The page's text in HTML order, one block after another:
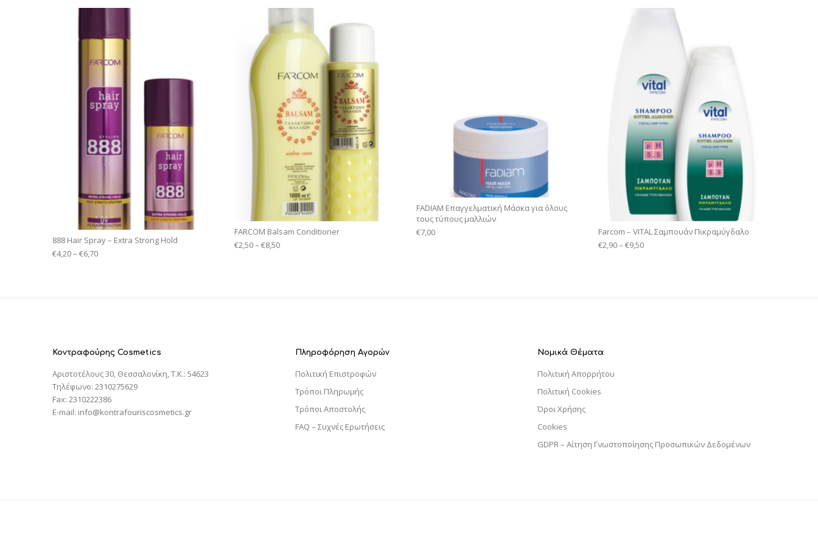
888 Hair Spray – Extra Strong Hold
€4,20– €6,70
FARCOM Balsam Conditioner
€2,50– €8,50
FADIAM Επαγγελματική Μάσκα για όλους
τους τύπους μαλλιών
€7,00
Farcom – VITAL Σαμπουάν Πικραμύγδαλο
€2,90– €9,50
Κοντραφούρης Cosmetics
Αριστοτέλους 30, Θεσσαλονίκη, T.K.: 54623
Τηλέφωνο: 2310275629
Fax: 2310222386
E-mail: info@kontrafouriscosmetics.gr
Πληροφόρηση Αγορών
Πολιτική Επιστροφών
Τρόποι Πληρωμής
Τρόποι Αποστολής
FAQ – Συχνές Ερωτήσεις
Νομικά Θέματα
Πολιτική Απορρήτου
Πολιτική Cookies
Όροι Χρήσης
Cookies
GDPR – Αίτηση Γνωστοποίησης Προσωπικών Δεδομένων